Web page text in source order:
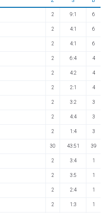
2 9:1 6
2 4:1 6
2 4:1 6
2 6:4 4
2 4:2 4
2 2:1 4
2 3:2 3
2 4:4 3
2 1:4 3
30 43:51 39
2 3:4 1
2 3:5 1
2 2:4 1
2 1:3 1